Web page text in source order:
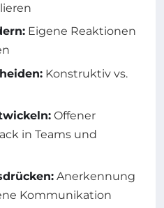
Eigene Reaktionen
Konstruktiv vs.
Offener
in Teams und
Anerkennung
Kommunikation